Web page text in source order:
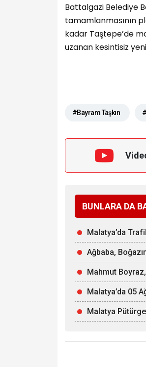
Battalgazi Belediye
tamamlanmasının
kadar Taştepe’de
uzanan kesintisiz
#Bayram Taşkın
BUNLARA DA
Malatya’da
Ağbaba,
Mahmut
Malatya’da 05
Malatya